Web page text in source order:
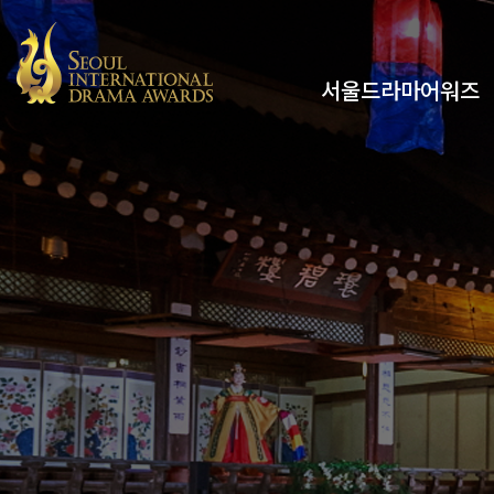
서울드라마어워즈
유튜브
인스타그램
x
페이스북